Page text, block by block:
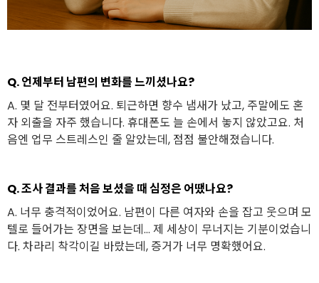
Q. 언제부터 남편의 변화를 느끼셨나요?
A. 몇 달 전부터였어요. 퇴근하면 향수 냄새가 났고, 주말에도 혼
자 외출을 자주 했습니다. 휴대폰도 늘 손에서 놓지 않았고요. 처
음엔 업무 스트레스인 줄 알았는데, 점점 불안해졌습니다.
Q. 조사 결과를 처음 보셨을 때 심정은 어땠나요?
A. 너무 충격적이었어요. 남편이 다른 여자와 손을 잡고 웃으며 모
텔로 들어가는 장면을 보는데… 제 세상이 무너지는 기분이었습니
다. 차라리 착각이길 바랐는데, 증거가 너무 명확했어요.